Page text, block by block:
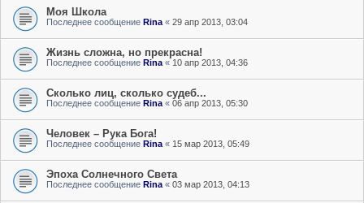
Моя Школа
Последнее сообщение Rina « 29 апр 2013, 03:04
Жизнь сложна, но прекрасна!
Последнее сообщение Rina « 10 апр 2013, 04:36
Сколько лиц, сколько судеб...
Последнее сообщение Rina « 06 апр 2013, 05:30
Человек – Рука Бога!
Последнее сообщение Rina « 15 мар 2013, 05:49
Эпоха Солнечного Света
Последнее сообщение Rina « 03 мар 2013, 04:13